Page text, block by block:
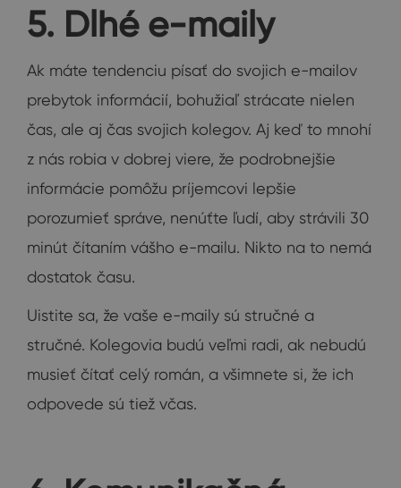
5. Dlhé e-maily
Ak máte tendenciu písať do svojich e-mailov
prebytok informácií, bohužiaľ strácate nielen
čas, ale aj čas svojich kolegov. Aj keď to mnohí
z nás robia v dobrej viere, že podrobnejšie
informácie pomôžu príjemcovi lepšie
porozumieť správe, nenúťte ľudí, aby strávili 30
minút čítaním vášho e-mailu. Nikto na to nemá
dostatok času.
Uistite sa, že vaše e-maily sú stručné a
stručné. Kolegovia budú veľmi radi, ak nebudú
musieť čítať celý román, a všimnete si, že ich
odpovede sú tiež včas.